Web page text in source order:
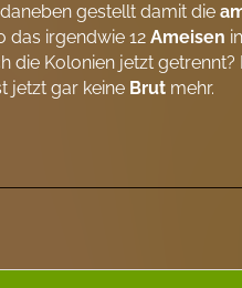
daneben gestellt damit die
das irgendwie 12Ameisen
die Kolonien jetzt getrennt?
jetzt gar keine Brut mehr.